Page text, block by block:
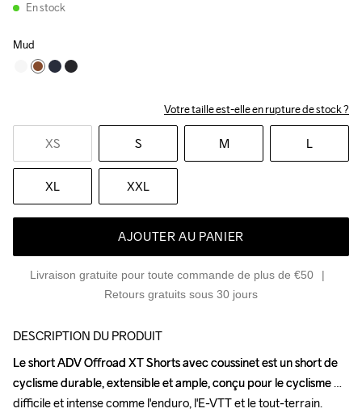
En stock
Mud
Votre taille est-elle en rupture de stock ?
XS S M L
XL XXL
AJOUTER AU PANIER
Livraison gratuite pour toute commande de plus de €50
Retours gratuits sous 30 jours
DESCRIPTION DU PRODUIT
Le short ADV Offroad XT Shorts avec coussinet est un short de
cyclisme durable, extensible et ample, conçu pour le cyclisme
difficile et intense comme l'enduro, l'E-VTT et le tout-terrain.
Le short ADV Offroad XT Shorts avec coussinet est un short de
cyclisme durable, extensible et ample, conçu pour le cyclisme
difficile et intense comme l'enduro, l'E-VTT et le tout-terrain.